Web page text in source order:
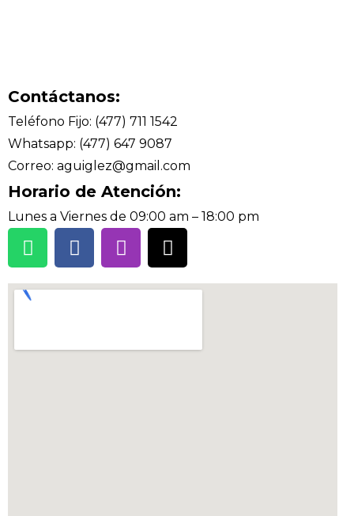
Contáctanos:
Teléfono Fijo: (477) 711 1542
Whatsapp: (477) 647 9087
Correo: aguiglez@gmail.com
Horario de Atención:
Lunes a Viernes de 09:00 am – 18:00 pm